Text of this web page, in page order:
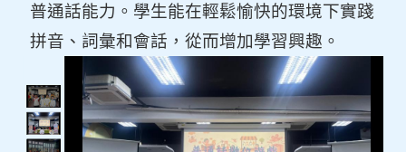
普通話能力。學生能在輕鬆愉快的環境下實踐
拼音、詞彙和會話，從而增加學習興趣。